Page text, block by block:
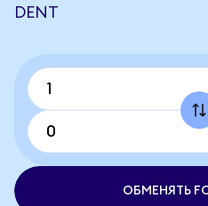
DENT
ОБМЕНЯТЬ